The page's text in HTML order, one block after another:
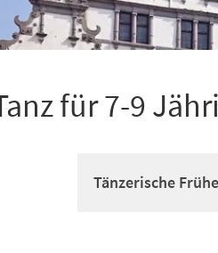
für 7-9
Tänzerische